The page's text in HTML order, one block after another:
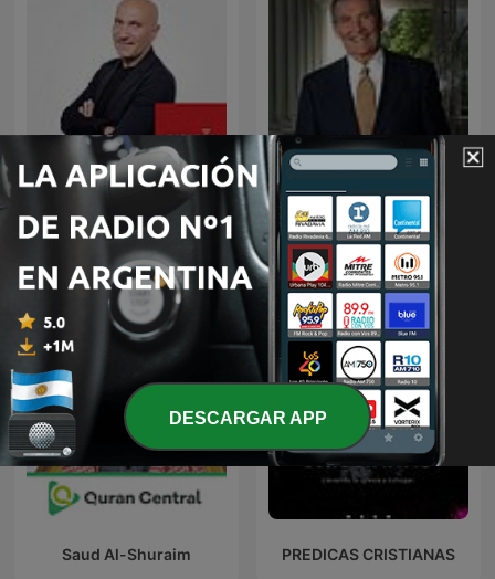
Noche de Misterio
EL AMOR QUE VALE on
Oneplace.com
Saud Al-Shuraim PREDICAS CRISTIANAS
DESCARGAR APP